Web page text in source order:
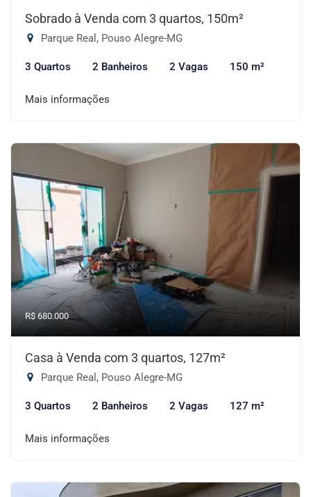
Sobrado à Venda com 3 quartos, 150m²
Parque Real, Pouso Alegre-MG
3 Quartos 2 Banheiros 2 Vagas 150 m²
Mais informações
R$ 680.000
Casa à Venda com 3 quartos, 127m²
Parque Real, Pouso Alegre-MG
3 Quartos 2 Banheiros 2 Vagas 127 m²
Mais informações